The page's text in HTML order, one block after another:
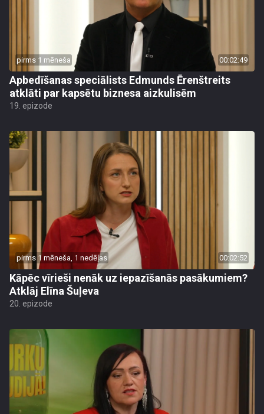
pirms 1 mēneša 00:02:49
Apbedīšanas speciālists Edmunds Ērenštreits
atklāti par kapsētu biznesa aizkulisēm
19. epizode
pirms 1 mēneša, 1 nedēļas 00:02:52
Kāpēc vīrieši nenāk uz iepazīšanās pasākumiem?
Atklāj Elīna Šuļeva
20. epizode